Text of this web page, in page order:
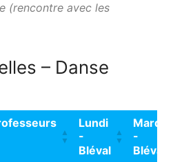
(rencontre avec les
– Danse
Lundi
-
Bléval
Mardi
-
Bléval